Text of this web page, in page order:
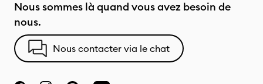
Nous sommes là quand vous avez besoin de
nous.
Nous contacter via le chat